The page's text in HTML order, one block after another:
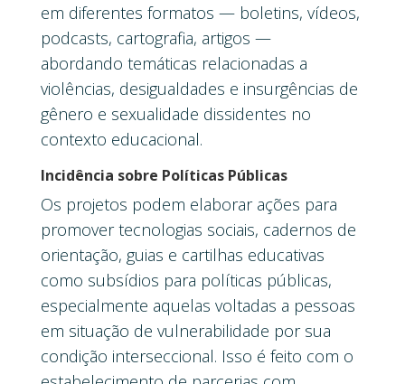
em diferentes formatos — boletins, vídeos,
podcasts, cartografia, artigos —
abordando temáticas relacionadas a
violências, desigualdades e insurgências de
gênero e sexualidade dissidentes no
contexto educacional.
Incidência sobre Políticas Públicas
Os projetos podem elaborar ações para
promover tecnologias sociais, cadernos de
orientação, guias e cartilhas educativas
como subsídios para políticas públicas,
especialmente aquelas voltadas a pessoas
em situação de vulnerabilidade por sua
condição interseccional. Isso é feito com o